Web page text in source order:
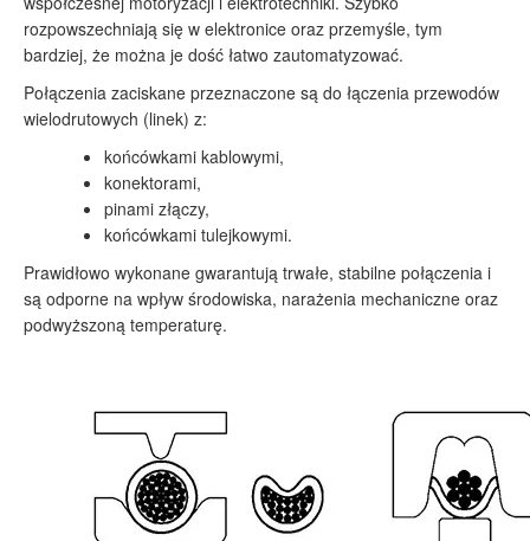
rozpowszechniają się w elektronice oraz przemyśle, tym
bardziej, że można je dość łatwo zautomatyzować.
Połączenia zaciskane przeznaczone są do łączenia przewodów
wielodrutowych (linek) z:
końcówkami kablowymi,
konektorami,
pinami złączy,
końcówkami tulejkowymi.
Prawidłowo wykonane gwarantują trwałe, stabilne połączenia i
są odporne na wpływ środowiska, narażenia mechaniczne oraz
podwyższoną temperaturę.